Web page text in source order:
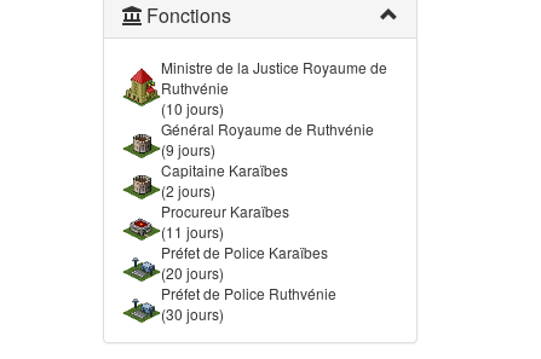
Fonctions
Ministre de la Justice Royaume de
Ruthvénie
(10 jours)
Général Royaume de Ruthvénie
(9 jours)
Capitaine Karaïbes
(2 jours)
Procureur Karaïbes
(11 jours)
Préfet de Police Karaïbes
(20 jours)
Préfet de Police Ruthvénie
(30 jours)